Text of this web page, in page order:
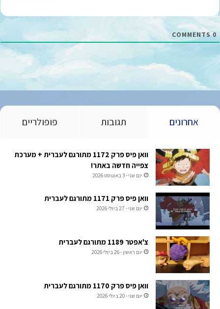
ל
0
COMMENTS
אחרונים תגובות פופולריים
וואן פיס פרק 1172 מתורגם לעברית + מערכת
צפייה חדשה באתר!
יום שני - 3 באוגוסט 2026
וואן פיס פרק 1171 מתורגם לעברית
יום שני - 27 ביולי 2026
צ'אפטר 1189 מתורגם לעברית
יום ראשון - 26 ביולי 2026
וואן פיס פרק 1170 מתורגם לעברית
יום שני - 20 ביולי 2026